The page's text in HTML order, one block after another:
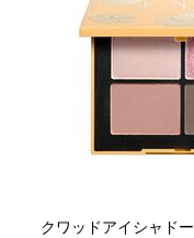
クワッドアイシャドー